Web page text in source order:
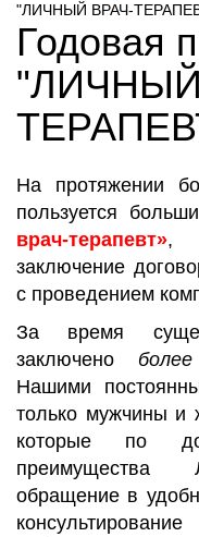
"ЛИЧНЫЙ ВРАЧ-
Годовая
На протяжении
пользуется
врач-терапевт»,
заключение
с проведением
За время
заключено
Нашими
только мужчины
которые по
преимущества
обращение в